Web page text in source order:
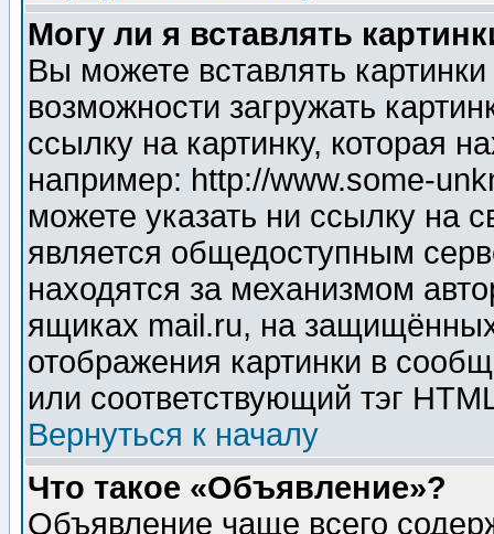
Могу ли я вставлять
Вы можете вставлять
возможности загружать
ссылку на картинку, которая
например: http://www.some-
можете указать ни ссылку на
является общедоступным
находятся за механизмом
ящиках mail.ru, на
отображения картинки в
или соответствующий тэг
Вернуться к началу
Что такое «Объявление»?
Объявление чаще всего